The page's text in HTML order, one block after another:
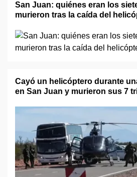
San Juan: quiénes eran los
murieron tras la caída del
Cayó un helicóptero durante
en San Juan y murieron sus 7